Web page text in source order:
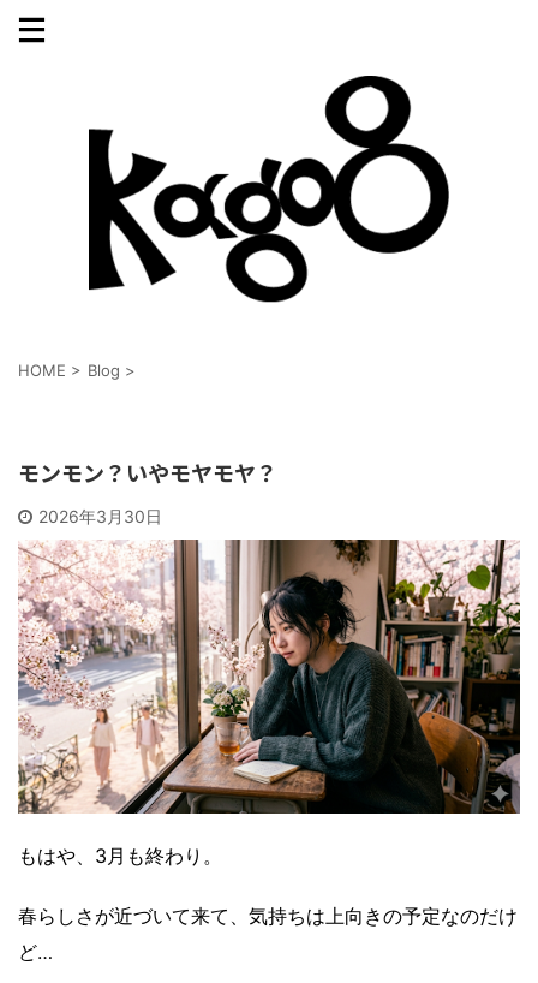
HOME > Blog >
モンモン？いやモヤモヤ？
2026年3月30日
もはや、3月も終わり。
春らしさが近づいて来て、気持ちは上向きの予定なのだけ
ど…